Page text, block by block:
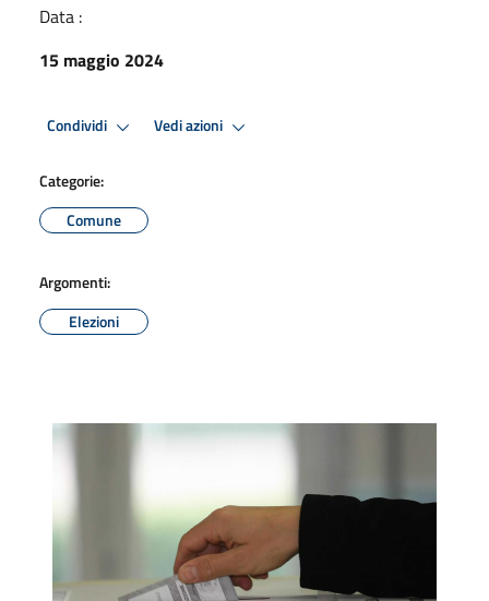
Data :
15 maggio 2024
Condividi Vedi azioni
Categorie:
Comune
Argomenti:
Elezioni